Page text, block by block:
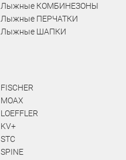
Лыжные КОМБИНЕЗОНЫ
Лыжные ПЕРЧАТКИ
Лыжные ШАПКИ
FISCHER
MOAX
LOEFFLER
KV+
STC
SPINE